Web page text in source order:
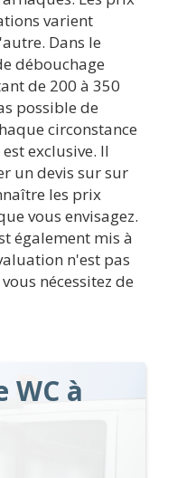
varient
Dans le
débouchage
de 200 à 350
possible de
circonstance
exclusive. Il
un devis sur sur
les prix
vous envisagez.
également mis à
n'est pas
nécessitez de
WC à